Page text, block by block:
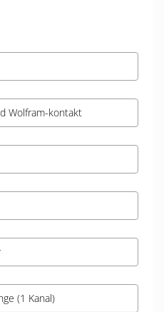
Wolfram-kontakt
(1 Kanal)